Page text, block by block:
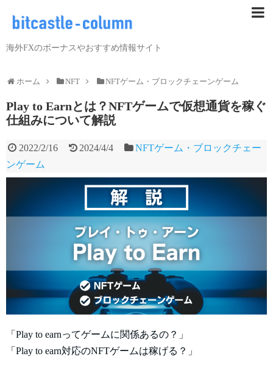
海外FXのボーナスやおすすめ情報サイト
ホーム NFT NFTゲーム・ブロックチェーンゲーム
Play to Earnとは？NFTゲームで仮想通貨を稼ぐ
仕組みについて解説
2022/2/16 2024/4/4
NFTゲーム・ブロックチェー
ンゲーム
「Play to earnってゲームに関係あるの？」
「Play to earn対応のNFTゲームは稼げる？」